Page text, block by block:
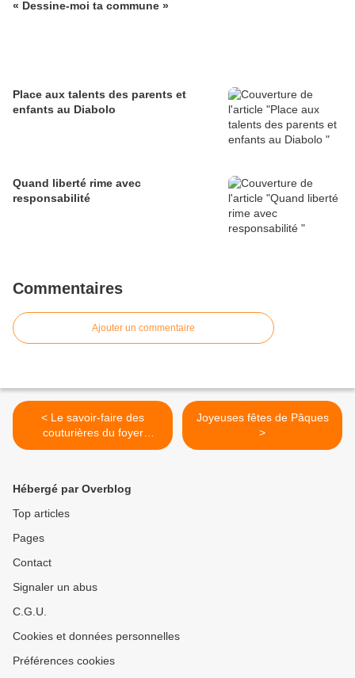
« Dessine-moi ta commune »
Place aux talents des parents et
enfants au Diabolo
Quand liberté rime avec
responsabilité
Commentaires
Ajouter un commentaire
< Le savoir-faire des
couturières du foyer
d’animation
Joyeuses fêtes de Pâques
>
Hébergé par Overblog
Top articles
Pages
Contact
Signaler un abus
C.G.U.
Cookies et données personnelles
Préférences cookies